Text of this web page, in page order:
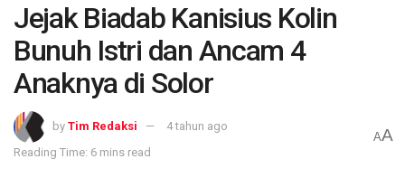
Jejak Biadab Kanisius Kolin
Bunuh Istri dan Ancam 4
Anaknya di Solor
by Tim Redaksi
4 tahun ago
Reading Time: 6 mins read
AA